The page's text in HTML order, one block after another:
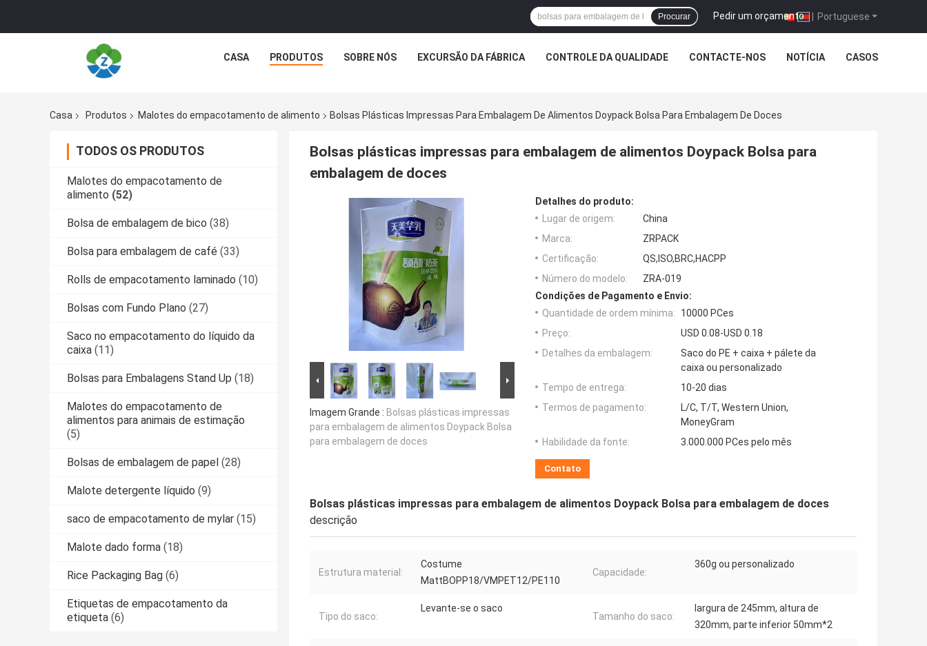
Portuguese
Pedir um orçamento |
Procurar
CASA PRODUTOS SOBRE NÓS EXCURSÃO DA FÁBRICA CONTROLE DA QUALIDADE CONTACTE-NOS NOTÍCIA CASOS
Casa Produtos Malotes do empacotamento de alimento Bolsas Plásticas Impressas Para Embalagem De Alimentos Doypack Bolsa Para Embalagem De Doces
TODOS OS PRODUTOS
Malotes do empacotamento de
alimento (52)
Bolsa de embalagem de bico (38)
Bolsa para embalagem de café (33)
Rolls de empacotamento laminado (10)
Bolsas com Fundo Plano (27)
Saco no empacotamento do líquido da
caixa (11)
Bolsas para Embalagens Stand Up (18)
Malotes do empacotamento de
alimentos para animais de estimação
(5)
Bolsas de embalagem de papel (28)
Malote detergente líquido (9)
saco de empacotamento de mylar (15)
Malote dado forma (18)
Rice Packaging Bag (6)
Etiquetas de empacotamento da
etiqueta (6)
Bolsas plásticas impressas para embalagem de alimentos Doypack Bolsa para
embalagem de doces
Imagem Grande : Bolsas plásticas impressas
para embalagem de alimentos Doypack Bolsa
para embalagem de doces
Detalhes do produto:
Lugar de origem:
China
Marca:
ZRPACK
Certificação:
QS,ISO,BRC,HACPP
Número do modelo:
ZRA-019
Condições de Pagamento e Envio:
Quantidade de ordem mínima:
10000 PCes
Preço:
USD 0.08-USD 0.18
Detalhes da embalagem:
Saco do PE + caixa + pálete da
caixa ou personalizado
Tempo de entrega:
10-20 dias
Termos de pagamento:
L/C, T/T, Western Union,
MoneyGram
Habilidade da fonte:
3.000.000 PCes pelo mês
Contato
Bolsas plásticas impressas para embalagem de alimentos Doypack Bolsa para embalagem de doces
descrição
Estrutura material:
Costume
MattBOPP18/VMPET12/PE110
Capacidade:
360g ou personalizado
Tipo do saco:
Levante-se o saco
Tamanho do saco:
largura de 245mm, altura de
320mm, parte inferior 50mm*2